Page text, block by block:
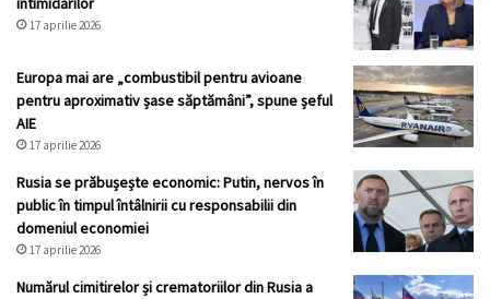
17 aprilie 2026
Europa mai are „combustibil pentru avioane
pentru aproximativ șase săptămâni”, spune șeful
AIE
17 aprilie 2026
Rusia se prăbușește economic: Putin, nervos în
public în timpul întâlnirii cu responsabilii din
domeniul economiei
17 aprilie 2026
Numărul cimitirelor și crematoriilor din Rusia a